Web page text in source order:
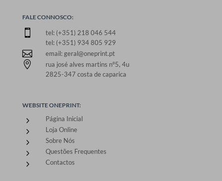
FALE CONNOSCO:

tel: (+351) 218 046 544
tel: (+351) 934 805 929
 email: geral@oneprint.pt

rua josé alves martins nº5, 4u
2825-347 costa de caparica
WEBSITE ONEPRINT:
5 Página Inicial
5 Loja Online
5 Sobre Nós
5 Questões Frequentes
5 Contactos